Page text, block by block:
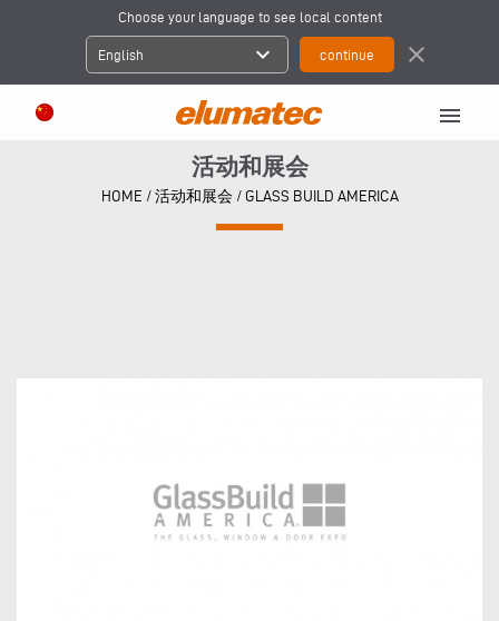
Choose your language to see local content
English expand_more close
menu
活动和展会
HOME / 活动和展会/ GLASS BUILD AMERICA